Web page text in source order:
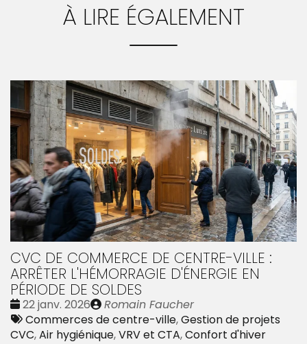
À LIRE ÉGALEMENT
CVC DE COMMERCE DE CENTRE-VILLE :
ARRÊTER L'HÉMORRAGIE D'ÉNERGIE EN
PÉRIODE DE SOLDES
Date
:
22 janv. 2026
Publié
par
Romain Faucher
Tags
:
Commerces de centre-ville,Gestion de projets
CVC,Air hygiénique,VRV et CTA,Confort d'hiver